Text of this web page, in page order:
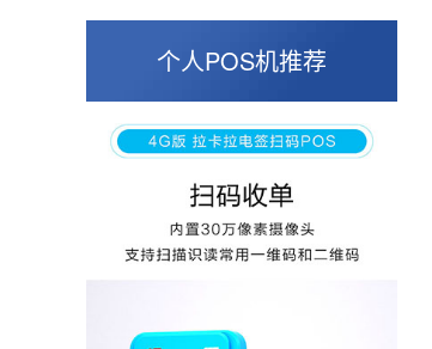
好，但是可以接受。售后服务好整体比较满意。
周先生
个人POS机推荐